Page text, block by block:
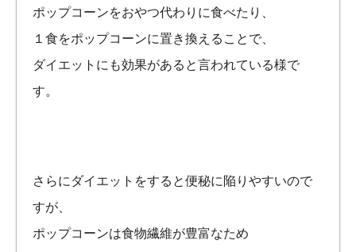
ポップコーンをおやつ代わりに食べたり、
１食をポップコーンに置き換えることで、
ダイエットにも効果があると言われている様で
す。
さらにダイエットをすると便秘に陥りやすいので
すが、
ポップコーンは食物繊維が豊富なため